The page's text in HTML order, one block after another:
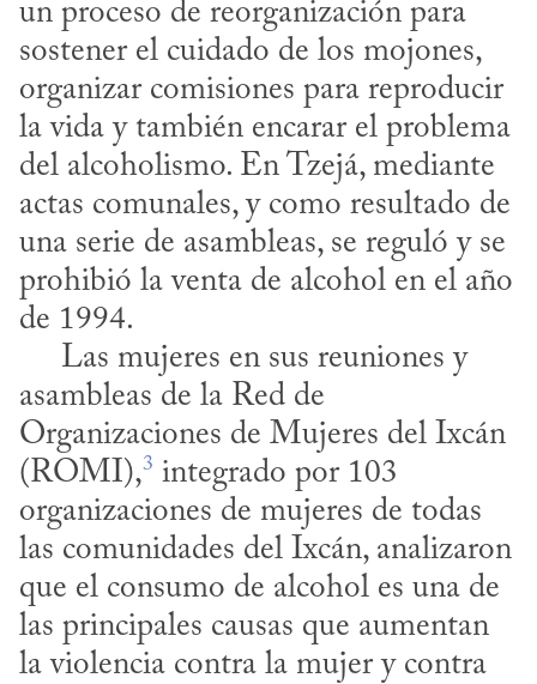
un proceso de reorganización para
sostener el cuidado de los mojones,
organizar comisiones para reproducir
la vida y también encarar el problema
del alcoholismo. En Tzejá, mediante
actas comunales, y como resultado de
una serie de asambleas, se reguló y se
prohibió la venta de alcohol en el año
de 1994.
asambleas de la Red de
Organizaciones de Mujeres del Ixcán
(ROMI),3 integrado por 103
organizaciones de mujeres de todas
las comunidades del Ixcán, analizaron
que el consumo de alcohol es una de
las principales causas que aumentan
la violencia contra la mujer y contra